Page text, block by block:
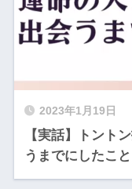
2023年1月19日
【実話】トント
うまでにしたこと